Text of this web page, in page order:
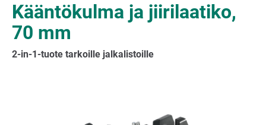
Kääntökulma ja jiirilaatiko,
70 mm
2-in-1-tuote tarkoille jalkalistoille